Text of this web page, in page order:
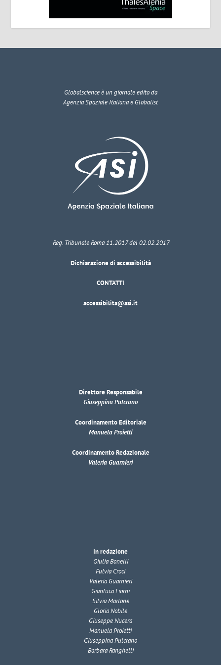
Globalscienceè un giornale edito da
Agenzia Spaziale Italiana e Globalist
Reg. Tribunale Roma 11.2017 del 02.02.2017
Dichiarazione di accessibilità
CONTATTI
accessibilita@asi.it
Direttore Responsabile
Giuseppina Pulcrano
Coordinamento Editoriale
Manuela Proietti
Coordinamento Redazionale
Valeria Guarnieri
In redazione
Giulia Bonelli
Fulvia Croci
Valeria Guarnieri
Gianluca Liorni
Silvia Martone
Gloria Nobile
Giuseppe Nucera
Manuela Proietti
Giuseppina Pulcrano
Barbara Ranghelli